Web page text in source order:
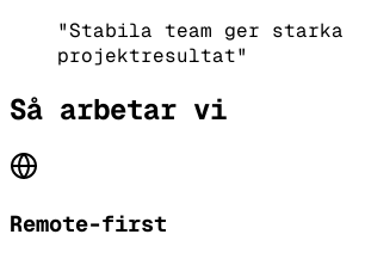
"Stabila team ger starka
projektresultat"
Så arbetar vi
Remote-first